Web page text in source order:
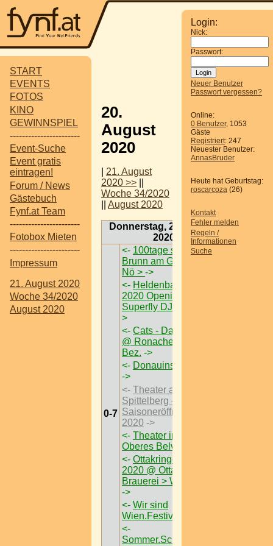
START
EVENTS
FOTOS
KINO
GEWINNSPIEL
-----------------------
Event-Suche
Event gratis
eintragen!
Forum / News
Gästebuch
Fynf.at Team
-----------------------
Fotobox Mieten
-----------------------
Impressum
21. August 2020
Woche 34/2020
August 2020
Login:
Nick:
Passwort:
Neuer Benutzer
Passwort vergessen?
Online:
0 Benutzer, 1053
Gäste
Registriert: 247
Neuester Benutzer:
AnnasBruder
Heute hat Geburtstag:
roscarcoza (26)
Kontakt
Fehler melden
Regeln /
Informationen
Suche
20.
August
2020
21. August
2020 >>
Woche 34/2020
August 2020
Donnerstag, 20. August
2020
0-7
<- 100tage sommer @
Brunn am Gebirge <
Nö > ->
<- Heldenbar Saison
2020 Opening feat
Superfly DJ Sessions
>
<- Cats - Das Musical
@ Ronacher > W < 1
Bez. ->
<- Donauinselfest 2020
->
<- Theater am
Spittelberg -
Saisoneröffnung 1. Juli
2020 ->
<- Theater im Park @
Oberes Belvedere
<- Ottakringer Bierfest
2020 @ Ottakringer
Brauerei > W < 16 Bez
->
<- Wir sind
Wien.Festival 2020
<-
Sommer.Schlössl.Markt